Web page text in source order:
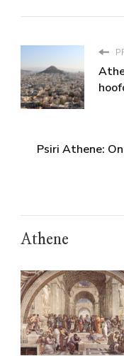
Psiri Athene:
Athene